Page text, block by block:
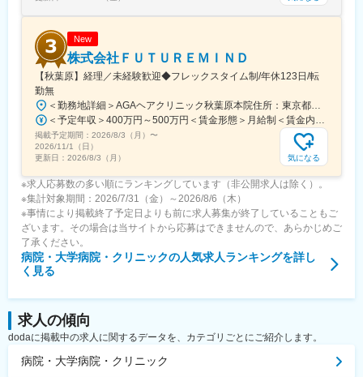
働くことができます。
【商品企画も可能です！】
■お客様のリアルな声を一番よく知る営業社員。当社では営業社員
のアイデアを積極的に取り入れ、新たな商品づくりに反映してい
ます。自社開発の環境があるから、現場の声を柔軟に活かせます♪
変更の範囲：会社の定める業務
New
株式会社ＦＵＴＵＲＥＭＩＮＤ
【秋葉原】経理／未経験歓迎◆フレックスタイム制/年休123日/転
勤無
＜勤務地詳細＞AGAヘアクリニック秋葉原本院住所：東京都千代田区外神田3-12-8 住友不動産秋葉原ビル9F受動喫煙対策：屋内全面禁煙変更の範囲：会社の定める事業所（リモートワーク含む）
＜予定年収＞400万円～500万円＜賃金形態＞月給制＜賃金内訳＞月額（基本給）：275,000円～350,000円＜月給＞275,000円～350,000円＜昇給有無＞有＜残業手当＞有＜給与補足＞■ 多職種手当:5万円（複数の職種をマルチに対応するスタッフへの手当） ■ 多エリア手当:4万円（複数の拠点を横断してくれるスタッフへの手当） ■ 役職手当:0～52万円■ 達成手当：0～100万円（半期評価によって増減する手当）賃金はあくまでも目安の金額であり、選考を通じて上下する可能性があります。月給(月額)は固定手当を含めた表記です。
掲載予定期間： 2026/8/3（月） 〜
2026/11/1（日）
更新日： 2026/8/3（月） 気になる
※求人応募数の多い順にランキングしています（非公開求人は除く）。
※集計対象期間：2026/7/31（金）～2026/8/6（木）
※事情により掲載終了予定日よりも前に求人募集が終了していることもご
ざいます。その場合は当サイトから応募はできませんので、あらかじめご
了承ください。
病院・大学病院・クリニックの人気求人ランキングを詳し
く見る
求人の傾向
dodaに掲載中の求人に関するデータを、カテゴリごとにご紹介します。
病院・大学病院・クリニック